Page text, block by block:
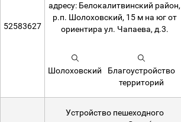
52583627
адресу: Белокалитвинский район,
р.п. Шолоховский, 15 м на юг от
ориентира ул. Чапаева, д.3.
Шолоховский
Благоустройство
территорий
Устройство пешеходного